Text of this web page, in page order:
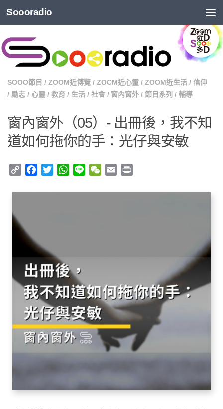
Soooradio
SOOO節目 / ZOOM近博覽 / ZOOM近心靈 / ZOOM近生活 / 信仰
/ 勵志 / 心靈 / 教育 / 生活 / 社會 / 窗內窗外 / 節目系列 / 輔導
窗內窗外（05）- 出冊後，我不知
道如何拖你的手：光仔與安敏
Copy
Facebook
TwitterWhatsApp
Line WeChat
Email